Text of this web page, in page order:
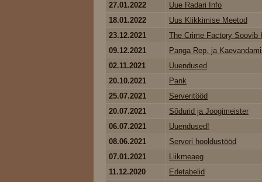
27.01.2022
Uue Radari Info
18.01.2022
Uus Klikkimise Meetod
23.12.2021
The Crime Factory Soovib
09.12.2021
Panga Rep. ja
02.11.2021
Uuendused
20.10.2021
Pank
25.07.2021
Serveritööd
20.07.2021
Sõdurid ja Joogimeister
06.07.2021
Uuendused!
08.06.2021
Serveri hooldustööd
07.01.2021
Liikmeaeg
11.12.2020
Edetabelid